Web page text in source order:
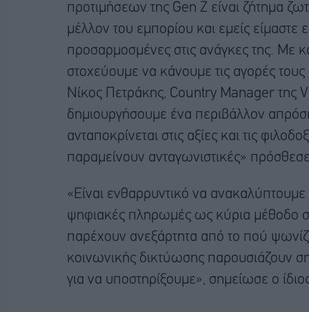
προτιμήσεων της Gen Z είναι ζήτημα
μέλλον του εμπορίου και εμείς
προσαρμοσμένες στις ανάγκες της. Με
στοχεύουμε να κάνουμε τις αγορές τους
Νίκος Πετράκης, Country Manager της
δημιουργήσουμε ένα περιβάλλον
ανταποκρίνεται στις αξίες και τις
παραμείνουν ανταγωνιστικές»
«Είναι ενθαρρυντικό να ανακαλύπτουμε
ψηφιακές πληρωμές ως κύρια μέθοδο
παρέχουν ανεξάρτητα από το πού
κοινωνικής δικτύωσης παρουσιάζουν
για να υποστηρίξουμε», σημείωσε ο